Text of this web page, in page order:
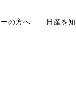
の方へ 日産を